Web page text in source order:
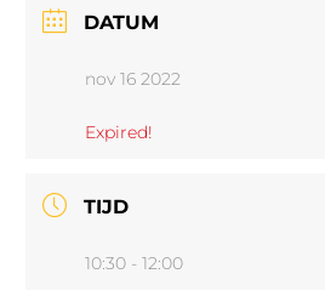
DATUM
nov 16 2022
Expired!
TIJD
10:30 - 12:00